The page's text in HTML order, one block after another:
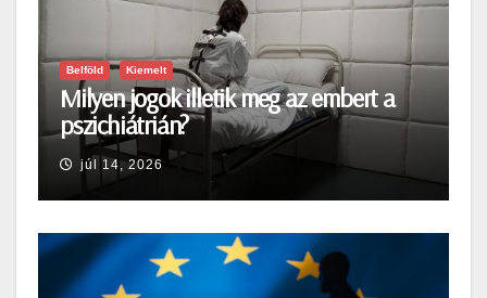
Belföld Kiemelt
Milyen jogok illetik meg az embert a
pszichiátrián?
júl 14, 2026